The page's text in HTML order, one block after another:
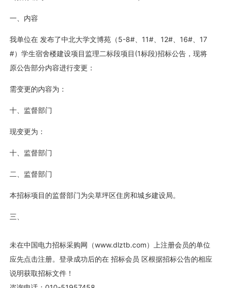
一、内容
我单位在 发布了中北大学文博苑（5-8#、11#、12#、16#、17
#）学生宿舍楼建设项目监理二标段项目(1标段)招标公告，现将
原公告部分内容进行变更：
需变更的内容为：
十、监督部门
现变更为：
十、监督部门
二、监督部门
本招标项目的监督部门为尖草坪区住房和城乡建设局。
三、
未在中国电力招标采购网（www.dlztb.com）上注册会员的单位
应先点击注册。登录成功后的在 招标会员 区根据招标公告的相应
说明获取招标文件！